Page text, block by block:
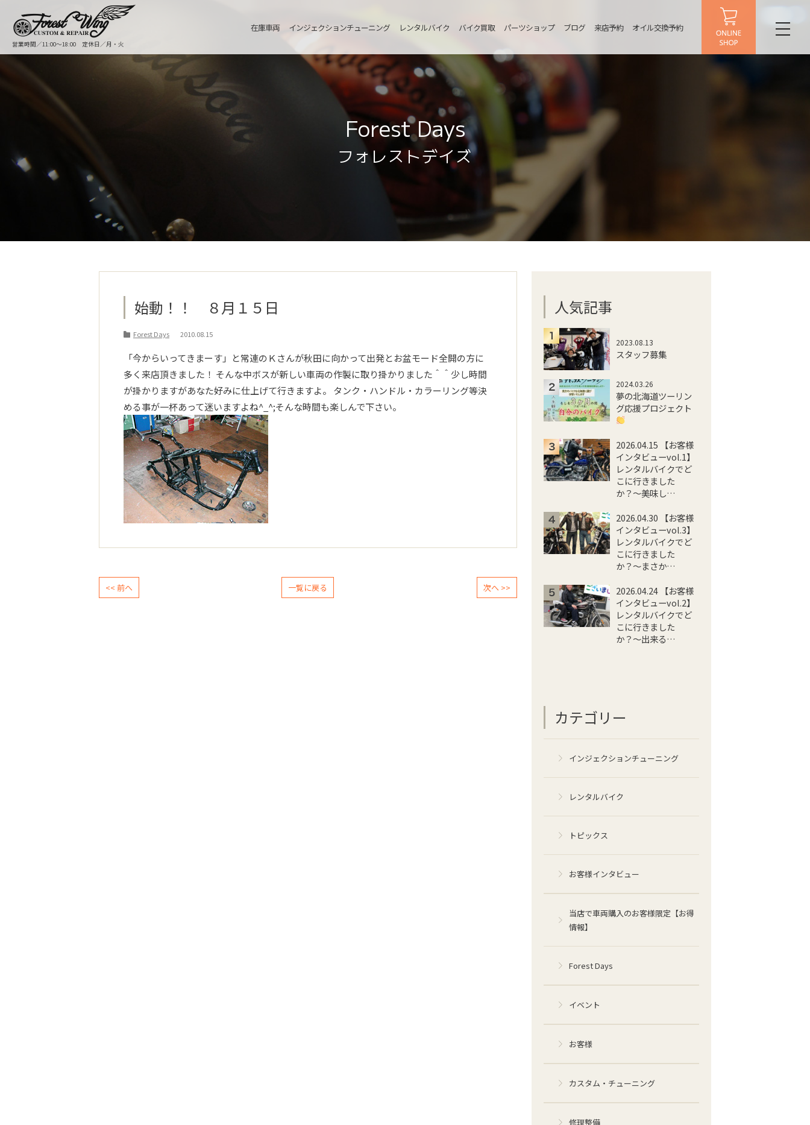
営業時間／11:00〜18:00 定休日／月・火
在庫車両 インジェクションチューニング レンタルバイク バイク買取 パーツショップ ブログ 来店予約 オイル交換予約
Forest Days
フォレストデイズ
始動！！ ８月１５日
Forest Days 2010.08.15
「今からいってきまーす」と常連のＫさんが秋田に向かって出発とお盆モード全開の方に
多く来店頂きました！ そんな中ボスが新しい車両の作製に取り掛かりました＾＾少し時間
が掛かりますがあなた好みに仕上げて行きますよ。 タンク・ハンドル・カラーリング等決
める事が一杯あって迷いますよね^_^;そんな時間も楽しんで下さい。
<< 前へ 一覧に戻る 次へ >>
人気記事
2023.08.13
スタッフ募集
2024.03.26
夢の北海道ツーリン
グ応援プロジェクト
2026.04.15 【お客様
インタビューvol.1】
レンタルバイクでど
こに行きました
か？〜美味し…
2026.04.30 【お客様
インタビューvol.3】
レンタルバイクでど
こに行きました
か？〜まさか…
2026.04.24 【お客様
インタビューvol.2】
レンタルバイクでど
こに行きました
か？〜出来る…
カテゴリー
インジェクションチューニング
レンタルバイク
トピックス
お客様インタビュー
当店で車両購入のお客様限定【お得
情報】
Forest Days
イベント
お客様
カスタム・チューニング
修理整備